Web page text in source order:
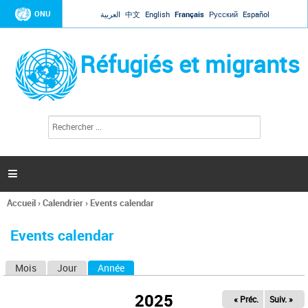
Jump to navigation
ONU العربية 中文 English Français Русский Español
Réfugiés et migrants
l
c
h
e

Vous
ici
Accueil›Calendrier› Events calendar
Events calendar
Mois Jour Année
2025 « Préc. Suiv. »